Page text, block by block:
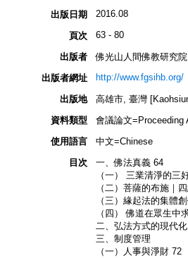
出版日期
2016.08
頁次 63 - 80
出版者
佛光山人間佛教研究院
出版者網址
http://www.fgsihb.org/
出版地
高雄市, 臺灣
資料類型
會議論文=Proceeding
使用語言
中文=Chinese
目次
一、佛法真義 64
（一） 三業清淨的三
（二）菩薩的布施｜
（三）緣起法的集體
（四） 佛道在眾生中
二、弘法方式的現代
三、制度管理
（一）人事與淨財 72